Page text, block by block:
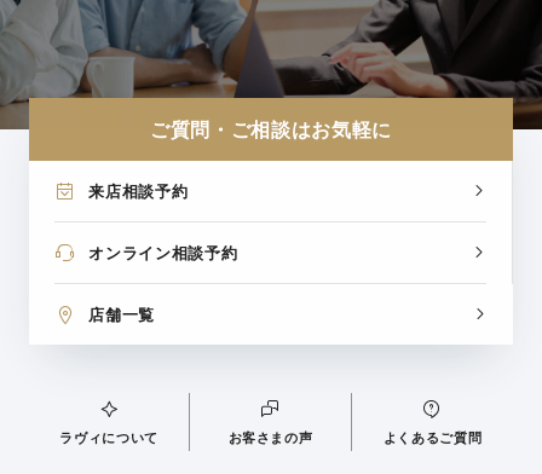
ご質問・ご相談はお気軽に
来店相談予約
オンライン相談予約
店舗一覧
ラヴィについて お客さまの声 よくあるご質問